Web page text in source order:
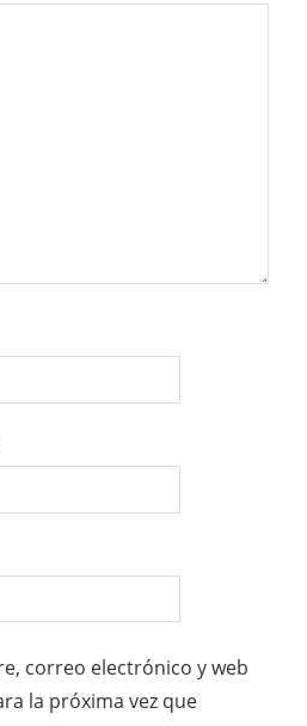
correo electrónico y web
la próxima vez que